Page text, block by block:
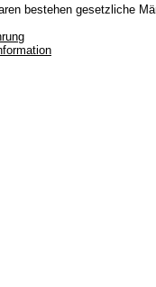
bestehen gesetzliche